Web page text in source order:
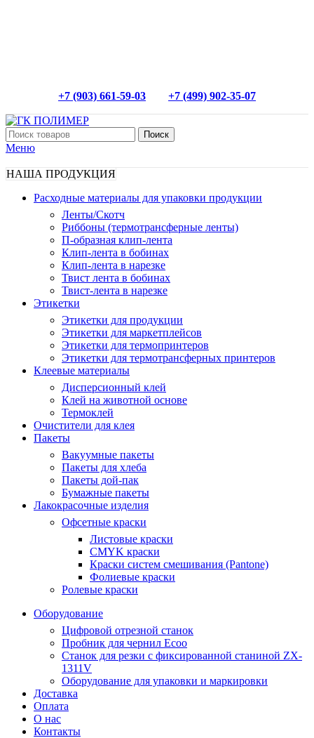
+7 (903) 661-59-03 +7 (499) 902-35-07
Поиск
Меню
НАША ПРОДУКЦИЯ
Расходные материалы для упаковки продукции
Ленты/Скотч
Риббоны (термотрансферные ленты)
П-образная клип-лента
Клип-лента в бобинах
Клип-лента в нарезке
Твист лента в бобинах
Твист-лента в нарезке
Этикетки
Этикетки для продукции
Этикетки для маркетплейсов
Этикетки для термопринтеров
Этикетки для термотрансферных принтеров
Клеевые материалы
Дисперсионный клей
Клей на животной основе
Термоклей
Очистители для клея
Пакеты
Вакуумные пакеты
Пакеты для хлеба
Пакеты дой-пак
Бумажные пакеты
Лакокрасочные изделия
Офсетные краски
Листовые краски
CMYK краски
Краски систем смешивания (Pantone)
Фолиевые краски
Ролевые краски
Оборудование
Цифровой отрезной станок
Пробник для чернил Ecoo
Станок для резки с фиксированной станиной ZX-
1311V
Оборудование для упаковки и маркировки
Доставка
Оплата
О нас
Контакты